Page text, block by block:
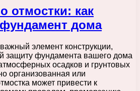
отмостки: как
дома
элемент конструкции,
защиту фундамента вашего дома
осадков и грунтовых
организованная или
может привести к